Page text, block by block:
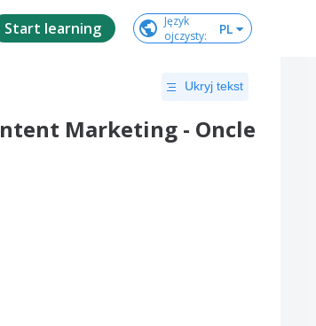
Start learning
Język
ojczysty: PL
Ukryj tekst
Marketing - Oncle